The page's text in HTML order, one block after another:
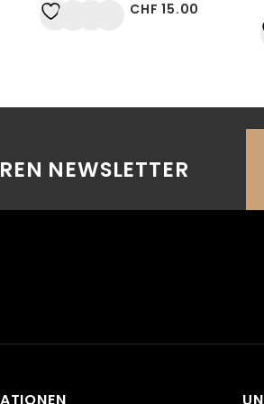
CHF 15.00
NEWSLETTER